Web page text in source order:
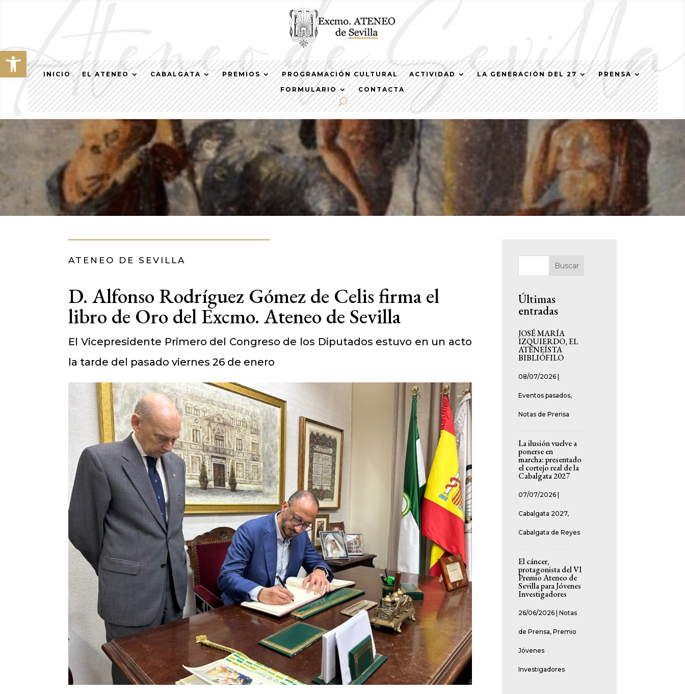
Abrir barra de herramientas
INICIO EL ATENEO CABALGATA PREMIOS PROGRAMACIÓN CULTURAL ACTIVIDAD LA GENERACIÓN DEL 27
PRENSA
FORMULARIO
CONTACTA
ATENEO DE SEVILLA
D. Alfonso Rodríguez Gómez de Celis firma el
libro de Oro del Excmo. Ateneo de Sevilla
El Vicepresidente Primero del Congreso de los Diputados estuvo en un acto
la tarde del pasado viernes 26 de enero
Buscar
Últimas
entradas
JOSÉ MARÍA
IZQUIERDO, EL
ATENEÍSTA
BIBLIÓFILO
08/07/2026
Eventos pasados,
Notas de Prensa
La ilusión vuelve a
ponerse en
marcha: presentado
el cortejo real de la
Cabalgata 2027
07/07/2026
Cabalgata 2027,
Cabalgata de Reyes
El cáncer,
protagonista del VI
Premio Ateneo de
Sevilla para Jóvenes
Investigadores
26/06/2026 |Notas
de Prensa,Premio
Jóvenes
Investigadores